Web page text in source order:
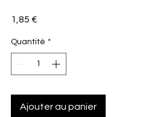
1,85 €
Quantité *
Ajouter au panier